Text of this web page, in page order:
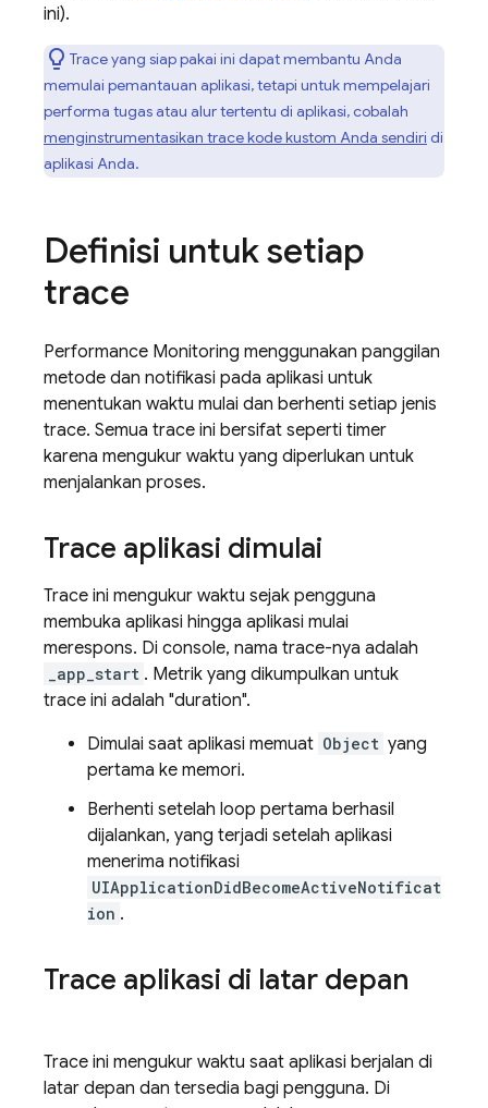
ini).
Trace yang siap pakai ini dapat membantu Anda
memulai pemantauan aplikasi, tetapi untuk mempelajari
performa tugas atau alur tertentu di aplikasi, cobalah
menginstrumentasikan trace kode kustom Anda sendiri di
aplikasi Anda.
Definisi untuk setiap
trace
Performance Monitoring menggunakan panggilan
metode dan notifikasi pada aplikasi untuk
menentukan waktu mulai dan berhenti setiap jenis
trace. Semua trace ini bersifat seperti timer
karena mengukur waktu yang diperlukan untuk
menjalankan proses.
Trace aplikasi dimulai
Trace ini mengukur waktu sejak pengguna
membuka aplikasi hingga aplikasi mulai
merespons. Di console, nama trace-nya adalah
_app_start . Metrik yang dikumpulkan untuk
trace ini adalah "duration".
Dimulai saat aplikasi memuat Object yang
pertama ke memori.
Berhenti setelah loop pertama berhasil
dijalankan, yang terjadi setelah aplikasi
menerima notifikasi
UIApplicationDidBecomeActiveNotificat
ion .
Trace aplikasi di latar depan
Trace ini mengukur waktu saat aplikasi berjalan di
latar depan dan tersedia bagi pengguna. Di